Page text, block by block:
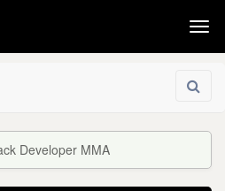
Developer MMA